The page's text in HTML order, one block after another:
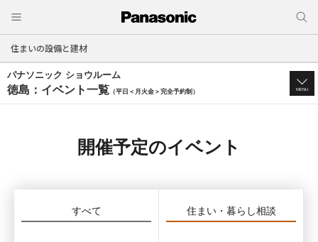
住まいの設備と建材
パナソニック ショウルーム
徳島：イベント一覧 （平日＜月火金＞完全予約制） MENU
開催予定のイベント
すべて 住まい・暮らし相談